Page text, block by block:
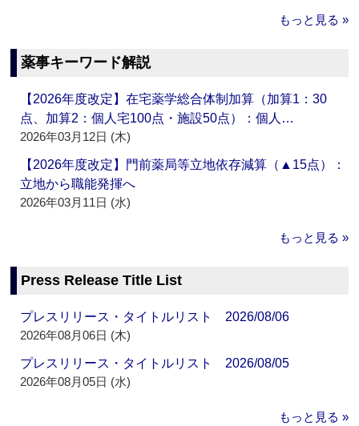
もっと見る »
薬事キーワード解説
【2026年度改定】在宅薬学総合体制加算（加算1：30
点、加算2：個人宅100点・施設50点）：個人…
2026年03月12日 (木)
【2026年度改定】門前薬局等立地依存減算（▲15点）：
立地から職能発揮へ
2026年03月11日 (水)
もっと見る »
Press Release Title List
プレスリリース・タイトルリスト 2026/08/06
2026年08月06日 (木)
プレスリリース・タイトルリスト 2026/08/05
2026年08月05日 (水)
もっと見る »